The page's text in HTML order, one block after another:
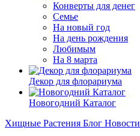
Конверты для денег
Семье
На новый год
На день рождения
Любимым
На 8 марта
Декор для флорариума
Новогодний Каталог
Хищные Растения Блог Новости